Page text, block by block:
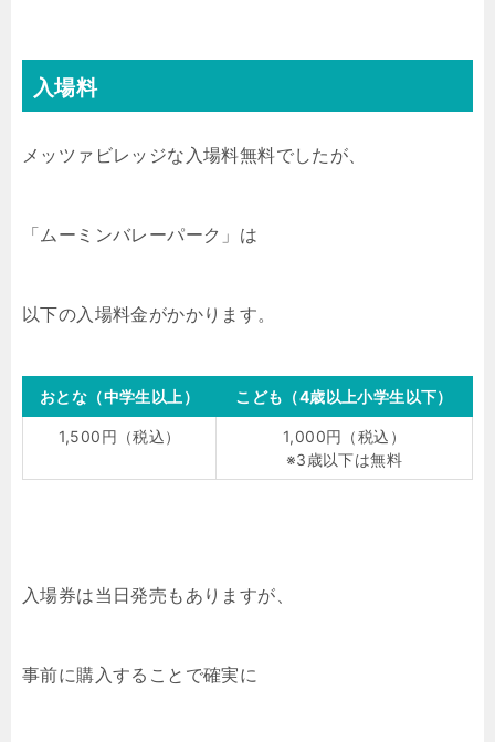
入場料
メッツァビレッジな入場料無料でしたが、
「ムーミンバレーパーク」は
以下の入場料金がかかります。
おとな（中学生以上） こども（4歳以上小学生以下）
1,500円（税込）
1,000円（税込）
※3歳以下は無料
入場券は当日発売もありますが、
事前に購入することで確実に